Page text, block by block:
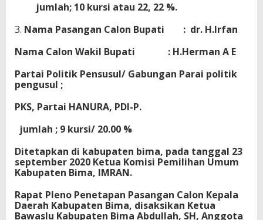
jumlah; 10 kursi atau 22, 22 %.
3. Nama Pasangan Calon Bupati : dr. H.Irfan
Nama Calon Wakil Bupati : H.Herman A E
Partai Politik Pensusul/ Gabungan Parai politik
pengusul ;
PKS, Partai HANURA, PDI-P.
jumlah ; 9 kursi/ 20.00 %
Ditetapkan di kabupaten bima, pada tanggal 23
september 2020 Ketua Komisi Pemilihan Umum
Kabupaten Bima, IMRAN.
Rapat Pleno Penetapan Pasangan Calon Kepala
Daerah Kabupaten Bima, disaksikan Ketua
Bawaslu Kabupaten Bima Abdullah, SH, Anggota